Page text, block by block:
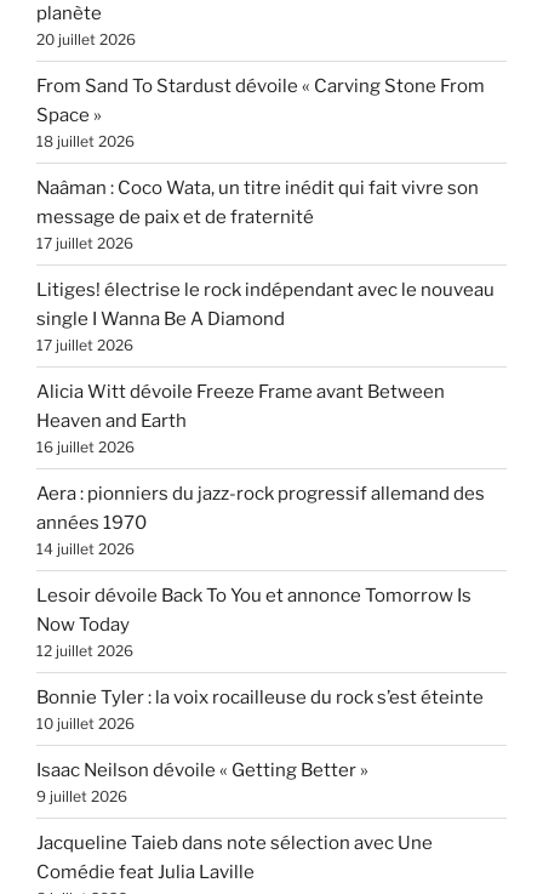
planète
20 juillet 2026
From Sand To Stardust dévoile « Carving Stone From
Space »
18 juillet 2026
Naâman : Coco Wata, un titre inédit qui fait vivre son
message de paix et de fraternité
17 juillet 2026
Litiges! électrise le rock indépendant avec le nouveau
single I Wanna Be A Diamond
17 juillet 2026
Alicia Witt dévoile Freeze Frame avant Between
Heaven and Earth
16 juillet 2026
Aera : pionniers du jazz-rock progressif allemand des
années 1970
14 juillet 2026
Lesoir dévoile Back To You et annonce Tomorrow Is
Now Today
12 juillet 2026
Bonnie Tyler : la voix rocailleuse du rock s’est éteinte
10 juillet 2026
Isaac Neilson dévoile « Getting Better »
9 juillet 2026
Jacqueline Taieb dans note sélection avec Une
Comédie feat Julia Laville